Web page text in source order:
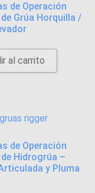
de Operación
Grúa Horquilla /
al carrito
de Operación
Hidrogrúa –
y Pluma